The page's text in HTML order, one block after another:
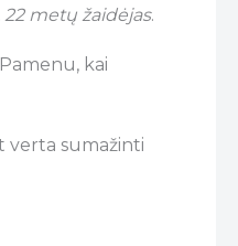
22 metų žaidėjas.
kai
verta sumažinti